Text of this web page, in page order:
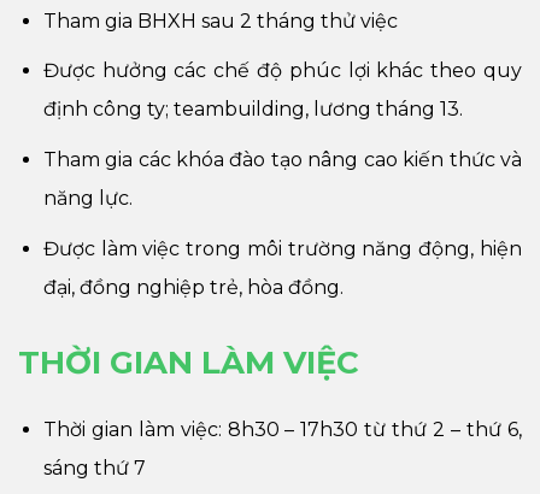
Tham gia BHXH sau 2 tháng thử việc
Được hưởng các chế độ phúc lợi khác theo quy
định công ty; teambuilding, lương tháng 13.
Tham gia các khóa đào tạo nâng cao kiến thức và
năng lực.
Được làm việc trong môi trường năng động, hiện
đại, đồng nghiệp trẻ, hòa đồng.
THỜI GIAN LÀM VIỆC
Thời gian làm việc: 8h30 – 17h30 từ thứ 2 – thứ 6,
sáng thứ 7